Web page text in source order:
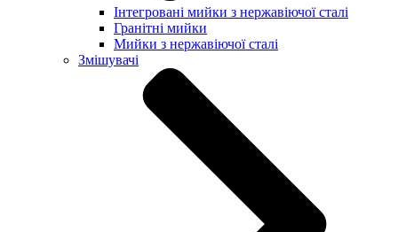
Інтегровані мийки з нержавіючої сталі
Гранітні мийки
Мийки з нержавіючої сталі
Змішувачі